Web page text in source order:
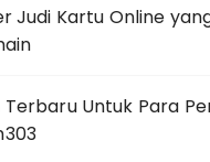
Judi Kartu Online
Untuk Para